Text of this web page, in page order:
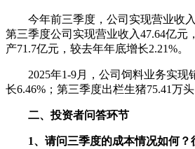
今年前三季度，公司实现营业收
第三季度公司实现营业收入47.64亿元
产71.7亿元，较去年年底增长2.21%。
2025年1-9月，公司饲料业务实
长6.46%；第三季度出栏生猪75.41万
二、投资者问答环节
1、请问三季度的成本情况如何